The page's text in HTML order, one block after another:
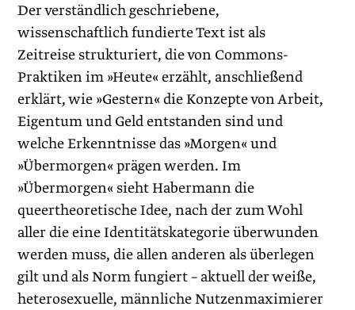
Der verständlich geschriebene,
wissenschaftlich fundierte Text ist als
Zeitreise strukturiert, die von Commons-
Praktiken im »Heute« erzählt, anschließend
erklärt, wie »Gestern« die Konzepte von Arbeit,
Eigentum und Geld entstanden sind und
welche Erkenntnisse das »Morgen« und
»Übermorgen« prägen werden. Im
»Übermorgen« sieht Habermann die
queertheoretische Idee, nach der zum Wohl
aller die eine Identitätskategorie überwunden
werden muss, die allen anderen als überlegen
gilt und als Norm fungiert – aktuell der weiße,
heterosexuelle, männliche Nutzenmaximierer